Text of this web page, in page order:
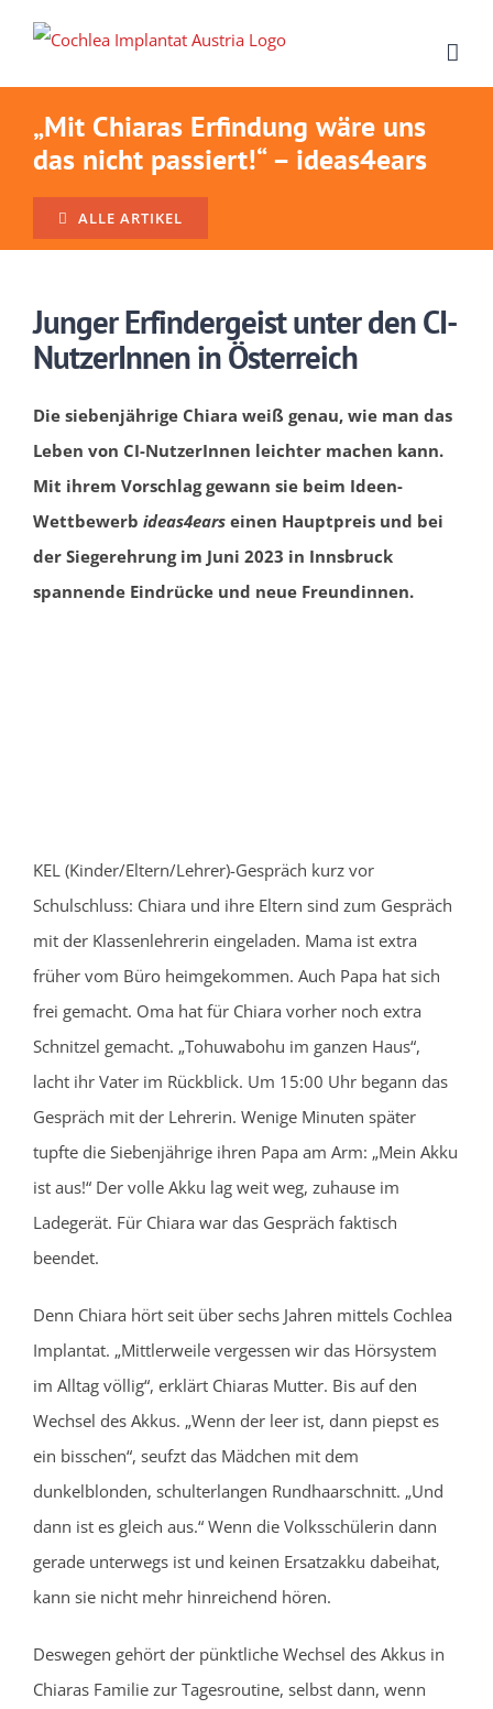
Zum
springen
„Mit Chiaras Erfindung wäre uns
das nicht passiert!“ – ideas4ears
ALLE ARTIKEL
Junger Erfindergeist unter den CI-
NutzerInnen in Österreich
Die siebenjährige Chiara weiß genau, wie man das
Leben von CI-NutzerInnen leichter machen kann.
Mit ihrem Vorschlag gewann sie beim Ideen-
Wettbewerb ideas4earseinen Hauptpreis und bei
der Siegerehrung im Juni 2023 in Innsbruck
spannende Eindrücke und neue Freundinnen.
KEL (Kinder/Eltern/Lehrer)-Gespräch kurz vor
Schulschluss: Chiara und ihre Eltern sind zum Gespräch
mit der Klassenlehrerin eingeladen. Mama ist extra
früher vom Büro heimgekommen. Auch Papa hat sich
frei gemacht. Oma hat für Chiara vorher noch extra
Schnitzel gemacht. „Tohuwabohu im ganzen Haus“,
lacht ihr Vater im Rückblick. Um 15:00 Uhr begann das
Gespräch mit der Lehrerin. Wenige Minuten später
tupfte die Siebenjährige ihren Papa am Arm: „Mein Akku
ist aus!“ Der volle Akku lag weit weg, zuhause im
Ladegerät. Für Chiara war das Gespräch faktisch
beendet.
Denn Chiara hört seit über sechs Jahren mittels Cochlea
Implantat. „Mittlerweile vergessen wir das Hörsystem
im Alltag völlig“, erklärt Chiaras Mutter. Bis auf den
Wechsel des Akkus. „Wenn der leer ist, dann piepst es
ein bisschen“, seufzt das Mädchen mit dem
dunkelblonden, schulterlangen Rundhaarschnitt. „Und
dann ist es gleich aus.“ Wenn die Volksschülerin dann
gerade unterwegs ist und keinen Ersatzakku dabeihat,
kann sie nicht mehr hinreichend hören.
Deswegen gehört der pünktliche Wechsel des Akkus in
Chiaras Familie zur Tagesroutine, selbst dann, wenn